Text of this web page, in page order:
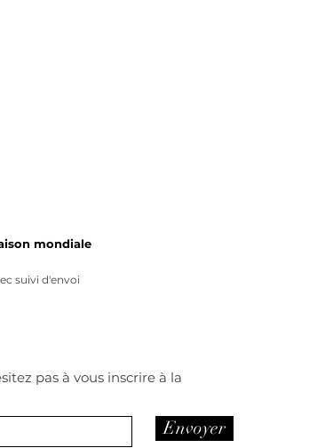
mondiale
suivi d'envoi
pas à vous inscrire à la
Envoyer